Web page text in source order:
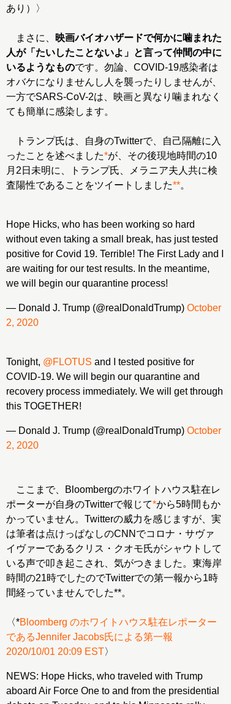
あり）〉
まさに、
映画バイオハザードで何かに噛まれた
人が「たいしたことないよ」と言って仲間の中に
いるようなものです。勿論、COVID-19感染者は
オバケになりませんし人を襲ったりしませんが、
一方でSARS-CoV-2は、映画と異なり噛まれなく
ても簡単に感染します。
トランプ氏は、自身のTwitterで、自己隔離に入
ったことを述べました*が、その後現地時間の10
月2日未明に、トランプ氏、メラニア夫人共に検
査陽性であることをツイートしました**。
Hope Hicks, who has been working so hard
without even taking a small break, has just tested
positive for Covid 19. Terrible! The First Lady and I
are waiting for our test results. In the meantime,
we will begin our quarantine process!
— Donald J. Trump (@realDonaldTrump) October
2, 2020
Tonight, @FLOTUS and I tested positive for
COVID-19. We will begin our quarantine and
recovery process immediately. We will get through
this TOGETHER!
— Donald J. Trump (@realDonaldTrump) October
2, 2020
ここまで、Bloombergのホワイトハウス駐在レ
ポーターが自身のTwitterで報じて*から5時間もか
かっていません。Twitterの威力を感じますが、実
は筆者は点けっぱなしのCNNでコロナ・サヴァ
イヴァーであるクリス・クオモ氏がシャウトして
いる声で叩き起こされ、気がつきました。東海岸
時間の21時でしたのでTwitterでの第一報から1時
間経っていませんでした**。
〈*Bloomberg のホワイトハウス駐在レポーター
であるJennifer Jacobs氏による第一報
2020/10/01 20:09 EST
NEWS: Hope Hicks, who traveled with Trump
aboard Air Force One to and from the presidential